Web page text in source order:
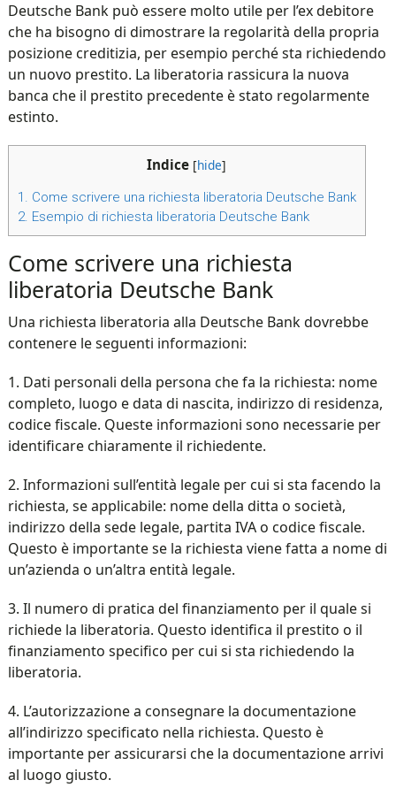
Deutsche Bank può essere molto utile per l’ex debitore
che ha bisogno di dimostrare la regolarità della propria
posizione creditizia, per esempio perché sta richiedendo
un nuovo prestito. La liberatoria rassicura la nuova
banca che il prestito precedente è stato regolarmente
estinto.
Indice [hide]
1. Come scrivere una richiesta liberatoria Deutsche Bank
2. Esempio di richiesta liberatoria Deutsche Bank
Come scrivere una richiesta
liberatoria Deutsche Bank
Una richiesta liberatoria alla Deutsche Bank dovrebbe
contenere le seguenti informazioni:
1. Dati personali della persona che fa la richiesta: nome
completo, luogo e data di nascita, indirizzo di residenza,
codice fiscale. Queste informazioni sono necessarie per
identificare chiaramente il richiedente.
2. Informazioni sull’entità legale per cui si sta facendo la
richiesta, se applicabile: nome della ditta o società,
indirizzo della sede legale, partita IVA o codice fiscale.
Questo è importante se la richiesta viene fatta a nome di
un’azienda o un’altra entità legale.
3. Il numero di pratica del finanziamento per il quale si
richiede la liberatoria. Questo identifica il prestito o il
finanziamento specifico per cui si sta richiedendo la
liberatoria.
4. L’autorizzazione a consegnare la documentazione
all’indirizzo specificato nella richiesta. Questo è
importante per assicurarsi che la documentazione arrivi
al luogo giusto.